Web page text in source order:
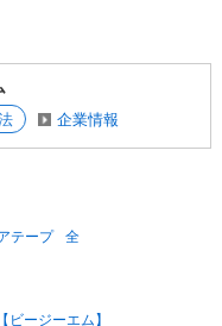
企業情報
テープ 全
ージーエム】